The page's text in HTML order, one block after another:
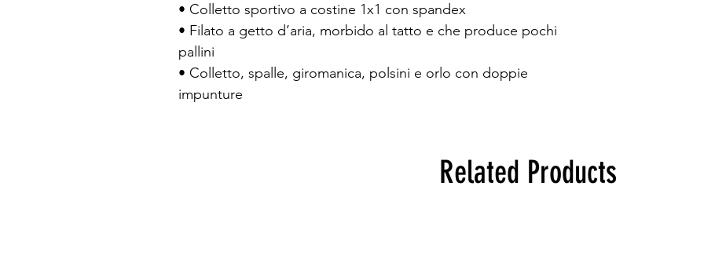
• Colletto sportivo a costine 1x1 con spandex
• Filato a getto d’aria, morbido al tatto e che produce pochi
pallini
• Colletto, spalle, giromanica, polsini e orlo con doppie
impunture
Related Products